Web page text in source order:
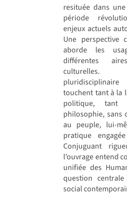
resituée dans
période
enjeux actuels
Une perspective
aborde les
différentes
culturelles.
touchent tant à la
politique, tant
philosophie, sans
au peuple, lui-
pratique
Conjuguant
l’ouvrage entend
unifiée des
question
social